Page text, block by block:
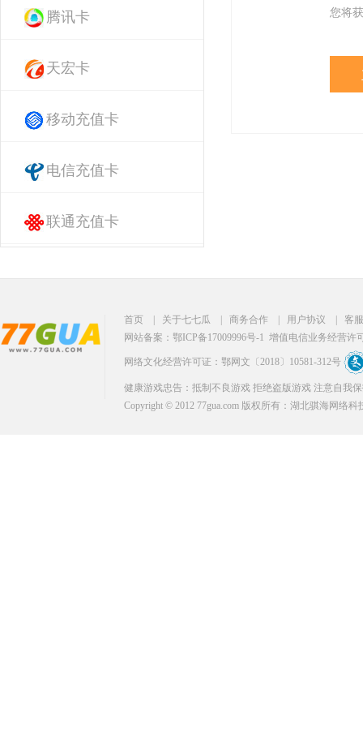
腾讯卡
天宏卡
移动充值卡
电信充值卡
联通充值卡
您将
首页 关于七七瓜 商务合作 用户协议
客
网站备案：鄂ICP备17009996号-1 增值电信业务经营许
网络文化经营许可证：鄂网文〔2018〕10581-312号
健康游戏忠告：抵制不良游戏 拒绝盗版游戏 注意自我
Copyright © 2012 77gua.com 版权所有：湖北骐海网络科